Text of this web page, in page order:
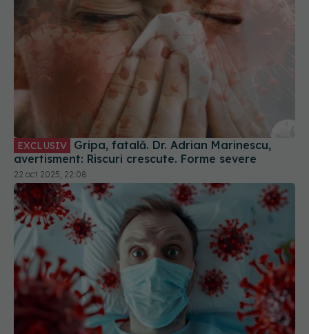
EXCLUSIV
avertisment: Riscuri crescute. Forme severe
Virus gripal nou: Subclada K a A(H3N2) detectată
și în România
14 dec 2025, 12:21